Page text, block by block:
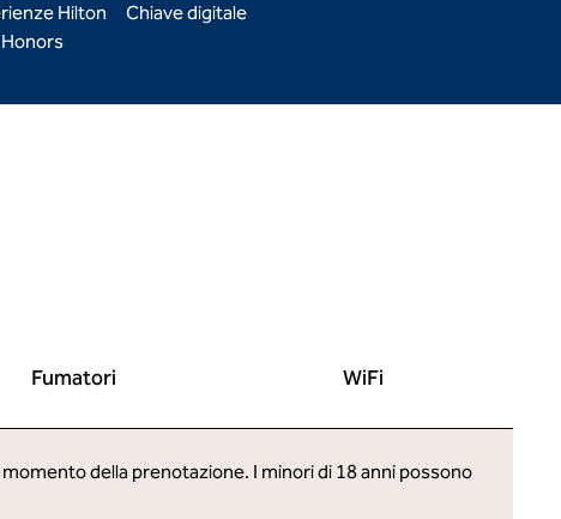
Hilton
Honors
Chiave digitale
Fumatori WiFi
della prenotazione. I minori di 18 anni possono